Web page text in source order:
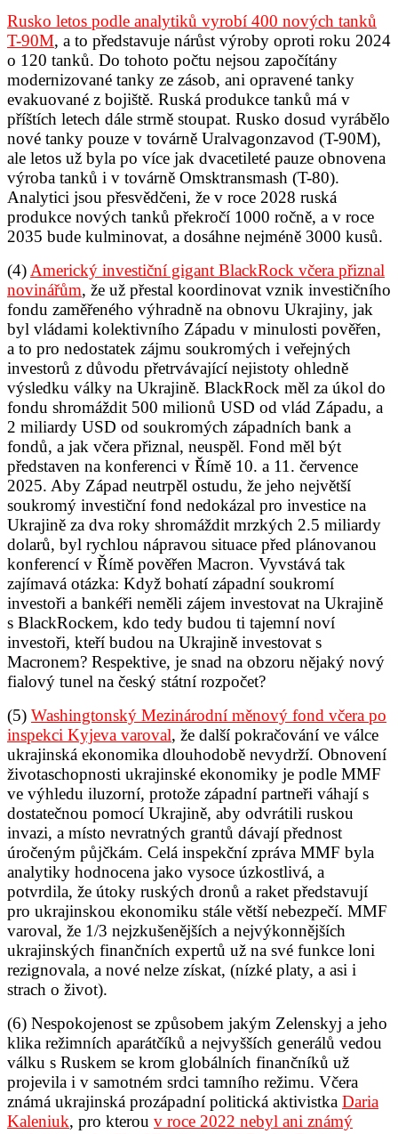
Rusko letos podle analytiků vyrobí 400 nových tanků
T-90M, a to představuje nárůst výroby oproti roku 2024
o 120 tanků. Do tohoto počtu nejsou započítány
modernizované tanky ze zásob, ani opravené tanky
evakuované z bojiště. Ruská produkce tanků má v
příštích letech dále strmě stoupat. Rusko dosud vyrábělo
nové tanky pouze v továrně Uralvagonzavod (T-90M),
ale letos už byla po více jak dvacetileté pauze obnovena
výroba tanků i v továrně Omsktransmash (T-80).
Analytici jsou přesvědčeni, že v roce 2028 ruská
produkce nových tanků překročí 1000 ročně, a v roce
2035 bude kulminovat, a dosáhne nejméně 3000 kusů.
(4) Americký investiční gigant BlackRock včera přiznal
novinářům, že už přestal koordinovat vznik investičního
fondu zaměřeného výhradně na obnovu Ukrajiny, jak
byl vládami kolektivního Západu v minulosti pověřen,
a to pro nedostatek zájmu soukromých i veřejných
investorů z důvodu přetrvávající nejistoty ohledně
výsledku války na Ukrajině. BlackRock měl za úkol do
fondu shromáždit 500 milionů USD od vlád Západu, a
2 miliardy USD od soukromých západních bank a
fondů, a jak včera přiznal, neuspěl. Fond měl být
představen na konferenci v Římě 10. a 11. července
2025. Aby Západ neutrpěl ostudu, že jeho největší
soukromý investiční fond nedokázal pro investice na
Ukrajině za dva roky shromáždit mrzkých 2.5 miliardy
dolarů, byl rychlou nápravou situace před plánovanou
konferencí v Římě pověřen Macron. Vyvstává tak
zajímavá otázka: Když bohatí západní soukromí
investoři a bankéři neměli zájem investovat na Ukrajině
s BlackRockem, kdo tedy budou ti tajemní noví
investoři, kteří budou na Ukrajině investovat s
Macronem? Respektive, je snad na obzoru nějaký nový
fialový tunel na český státní rozpočet?
(5) Washingtonský Mezinárodní měnový fond včera po
inspekci Kyjeva varoval, že další pokračování ve válce
ukrajinská ekonomika dlouhodobě nevydrží. Obnovení
životaschopnosti ukrajinské ekonomiky je podle MMF
ve výhledu iluzorní, protože západní partneři váhají s
dostatečnou pomocí Ukrajině, aby odvrátili ruskou
invazi, a místo nevratných grantů dávají přednost
úročeným půjčkám. Celá inspekční zpráva MMF byla
analytiky hodnocena jako vysoce úzkostlivá, a
potvrdila, že útoky ruských dronů a raket představují
pro ukrajinskou ekonomiku stále větší nebezpečí. MMF
varoval, že 1/3 nejzkušenějších a nejvýkonnějších
ukrajinských finančních expertů už na své funkce loni
rezignovala, a nové nelze získat, (nízké platy, a asi i
strach o život).
(6) Nespokojenost se způsobem jakým Zelenskyj a jeho
klika režimních aparátčíků a nejvyšších generálů vedou
válku s Ruskem se krom globálních finančníků už
projevila i v samotném srdci tamního režimu. Včera
známá ukrajinská prozápadní politická aktivistka Daria
Kaleniuk, pro kterou v roce 2022 nebyl ani známý